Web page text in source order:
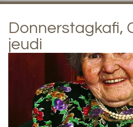
Donnerstagkafi,
jeudi